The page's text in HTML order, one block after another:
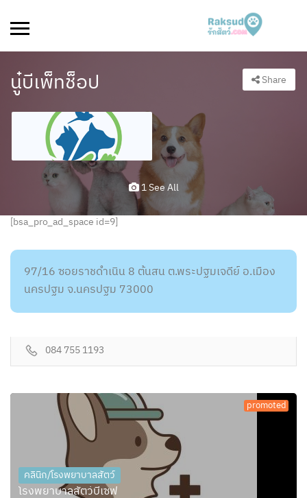
นู๋บีเพ็ทช็อป Share
1 See All
[bsa_pro_ad_space id=9]
97/16 ซอยราชดำเนิน 8 ต้นสน ต.พระปฐมเจดีย์ อ.เมือง
นครปฐม จ.นครปฐม 73000
084 755 1193
promoted
คลินิก/โรงพยาบาลสัตว์
โรงพยาบาลสัตว์บีเซฟ